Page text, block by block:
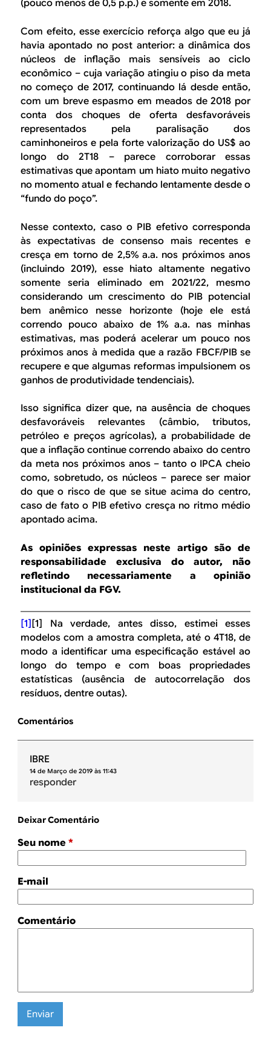
(pouco menos de 0,5 p.p.) e somente em 2018.
Com efeito, esse exercício reforça algo que eu já
havia apontado no post anterior: a dinâmica dos
núcleos de inflação mais sensíveis ao ciclo
econômico – cuja variação atingiu o piso da meta
no começo de 2017, continuando lá desde então,
com um breve espasmo em meados de 2018 por
conta dos choques de oferta desfavoráveis
representados pela paralisação dos
caminhoneiros e pela forte valorização do US$ ao
longo do 2T18 – parece corroborar essas
estimativas que apontam um hiato muito negativo
no momento atual e fechando lentamente desde o
“fundo do poço”.
Nesse contexto, caso o PIB efetivo corresponda
às expectativas de consenso mais recentes e
cresça em torno de 2,5% a.a. nos próximos anos
(incluindo 2019), esse hiato altamente negativo
somente seria eliminado em 2021/22, mesmo
considerando um crescimento do PIB potencial
bem anêmico nesse horizonte (hoje ele está
correndo pouco abaixo de 1% a.a. nas minhas
estimativas, mas poderá acelerar um pouco nos
próximos anos à medida que a razão FBCF/PIB se
recupere e que algumas reformas impulsionem os
ganhos de produtividade tendenciais).
Isso significa dizer que, na ausência de choques
desfavoráveis relevantes (câmbio, tributos,
petróleo e preços agrícolas), a probabilidade de
que a inflação continue correndo abaixo do centro
da meta nos próximos anos – tanto o IPCA cheio
como, sobretudo, os núcleos – parece ser maior
do que o risco de que se situe acima do centro,
caso de fato o PIB efetivo cresça no ritmo médio
apontado acima.
As opiniões expressas neste artigo são de
responsabilidade exclusiva do autor, não
refletindo necessariamente a opinião
institucional da FGV.
[1] [1] Na verdade, antes disso, estimei esses
modelos com a amostra completa, até o 4T18, de
modo a identificar uma especificação estável ao
longo do tempo e com boas propriedades
estatísticas (ausência de autocorrelação dos
resíduos, dentre outas).
Comentários
IBRE
14 de Março de 2019 às 11:43
responder
Deixar Comentário
Seu nome *
E-mail
Comentário